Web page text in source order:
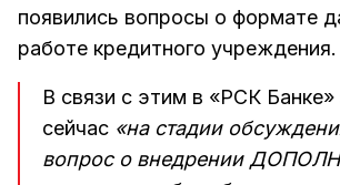
появились вопросы о формате
работе кредитного учреждения.
В связи с этим в «РСК Банке»
сейчас «на стадии
вопрос о внедрении